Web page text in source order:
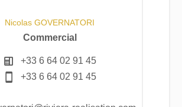
Nicolas GOVERNATORI
Commercial
+33 6 64 02 91 45
+33 6 64 02 91 45